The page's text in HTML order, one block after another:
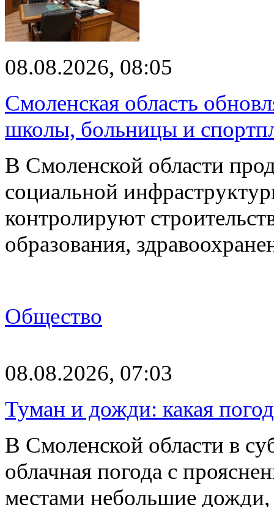
08.08.2026, 08:05
Смоленская область
школы, больницы и
В Смоленской области
социальной
контролируют
образования,
Общество
08.08.2026, 07:03
Туман и дожди: какая
В Смоленской области в
облачная погода с
местами небольшие